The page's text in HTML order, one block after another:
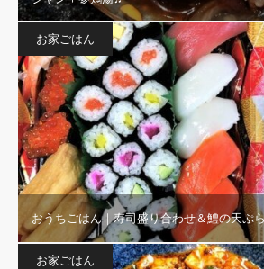
お家ごはん
おうちごはん｜寿司盛り合わせ＆鱧の天ぷ
お家ごはん